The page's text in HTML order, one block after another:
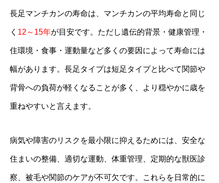
長足マンチカンの寿命は、マンチカンの平均寿命と同じ
く 12～15年が目安です。ただし遺伝的背景・健康管理・
住環境・食事・運動量など多くの要因によって寿命には
幅があります。長足タイプは短足タイプと比べて関節や
背骨への負荷が軽くなることが多く、より穏やかに歳を
重ねやすいと言えます。
病気や障害のリスクを最小限に抑えるためには、安全な
住まいの整備、適切な運動、体重管理、定期的な獣医診
察、被毛や関節のケアが不可欠です。これらを日常的に